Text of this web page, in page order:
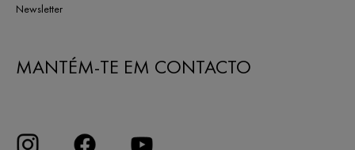
Newsletter
MANTÉM-TE EM CONTACTO